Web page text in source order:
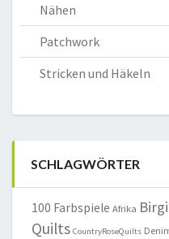
Nähen
Patchwork
Stricken und Häkeln
SCHLAGWÖRTER
100 Farbspiele Afrika
Quilts CountryRoseQuilts